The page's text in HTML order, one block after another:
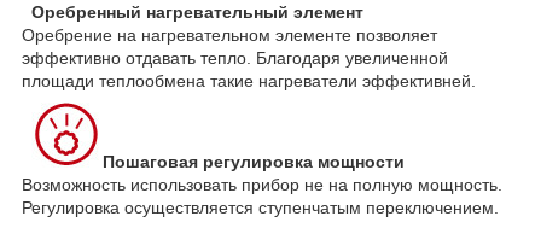
Оребренный нагревательный элемент
Оребрение на нагревательном элементе позволяет
эффективно отдавать тепло. Благодаря увеличенной
площади теплообмена такие нагреватели эффективней.
Пошаговая регулировка мощности
Возможность использовать прибор не на полную мощность.
Регулировка осуществляется ступенчатым переключением.